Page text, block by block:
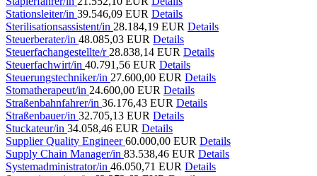
Stationsleiter/in 39.546,09 EUR Details
Sterilisationsassistent/in 28.184,19 EUR Details
Steuerberater/in 48.085,03 EUR Details
Steuerfachangestellte/r 28.838,14 EUR Details
Steuerfachwirt/in 40.791,56 EUR Details
Steuerungstechniker/in 27.600,00 EUR Details
Stomatherapeut/in 24.600,00 EUR Details
Straßenbahnfahrer/in 36.176,43 EUR Details
Straßenbauer/in 32.705,13 EUR Details
Stuckateur/in 34.058,46 EUR Details
Supplier Quality Engineer60.000,00 EUR Details
Supply Chain Manager/in 83.538,46 EUR Details
Systemadministrator/in 46.050,71 EUR Details